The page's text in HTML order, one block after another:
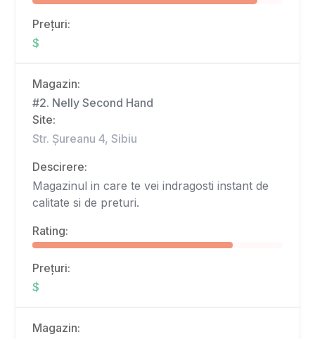
Prețuri:
$
Magazin:
#2. Nelly Second Hand
Site:
Str. Șureanu 4, Sibiu
Descirere:
Magazinul in care te vei indragosti instant de
calitate si de preturi.
Rating:
Prețuri:
$
Magazin: